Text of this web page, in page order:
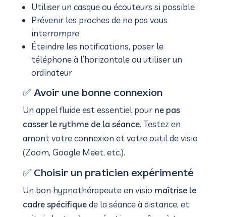
Utiliser un casque ou écouteurs si possible
Prévenir les proches de ne pas vous
interrompre
Éteindre les notifications, poser le
téléphone à l’horizontale ou utiliser un
ordinateur
✅ Avoir une bonne connexion
Un appel fluide est essentiel pour ne pas
casser le rythme de la séance. Testez en
amont votre connexion et votre outil de visio
(Zoom, Google Meet, etc.).
✅ Choisir un praticien expérimenté
Un bon hypnothérapeute en visio maîtrise le
cadre spécifiquede la séance à distance, et